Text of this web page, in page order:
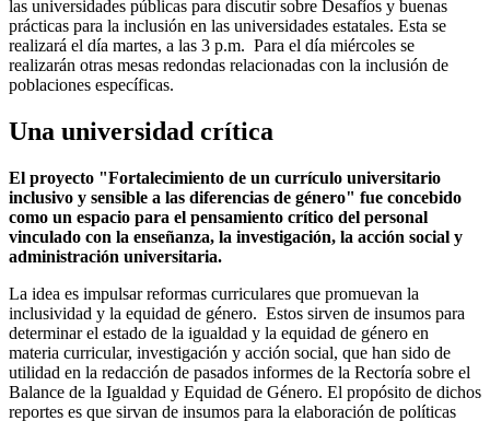
las universidades públicas para discutir sobre Desafíos y buenas
prácticas para la inclusión en las universidades estatales. Esta se
realizará el día martes, a las 3 p.m. Para el día miércoles se
realizarán otras mesas redondas relacionadas con la inclusión de
poblaciones específicas.
Una universidad crítica
El proyecto "Fortalecimiento de un currículo universitario
inclusivo y sensible a las diferencias de género" fue concebido
como un espacio para el pensamiento crítico del personal
vinculado con la enseñanza, la investigación, la acción social y
administración universitaria.
La idea es impulsar reformas curriculares que promuevan la
inclusividad y la equidad de género. Estos sirven de insumos para
determinar el estado de la igualdad y la equidad de género en
materia curricular, investigación y acción social, que han sido de
utilidad en la redacción de pasados informes de la Rectoría sobre el
Balance de la Igualdad y Equidad de Género. El propósito de dichos
reportes es que sirvan de insumos para la elaboración de políticas